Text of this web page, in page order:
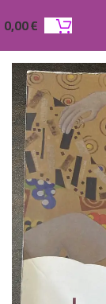
0,00€